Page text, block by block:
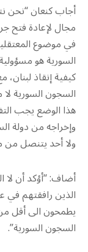
أجاب كنعان “نحن
مجال لإعادة فتح
في موضوع
السورية هو
كيفية إنقاذ
السجون السورية
هذا الوضع يجب
وإخراجه من دولة
ولا أحد يتنصل من
أضاف: “أؤكد أن لا
الذين رافقتهم في
يطمحون الى أقل
السجون السورية”.